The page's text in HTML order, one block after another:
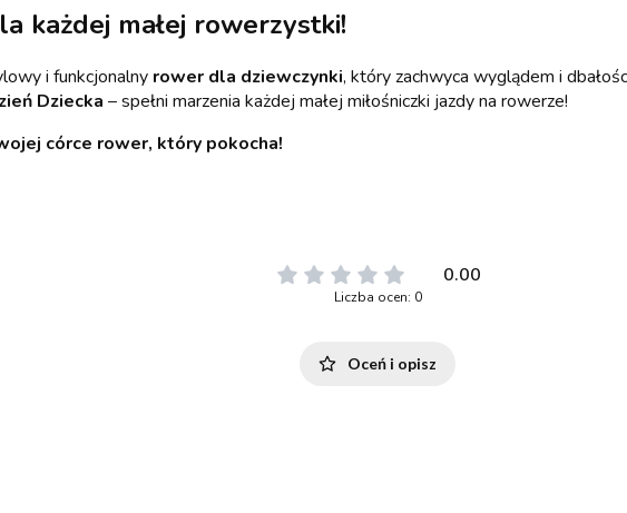
każdej małej rowerzystki!
i funkcjonalny rower dla dziewczynki, który zachwyca wyglądem i
Dziecka – spełni marzenia każdej małej miłośniczki jazdy na rowerze!
córce rower, który pokocha!
0.00
Liczba ocen: 0
Oceń i opisz